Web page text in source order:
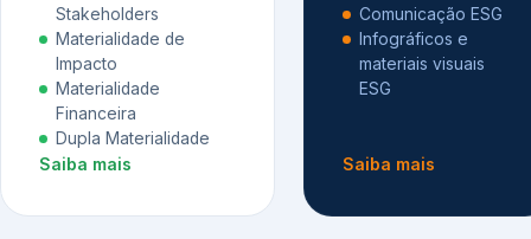
Stakeholders
Materialidade de
Impacto
Materialidade
Financeira
Dupla Materialidade
Saiba mais
Comunicação ESG
Infográficos e
materiais visuais
ESG
Saiba mais